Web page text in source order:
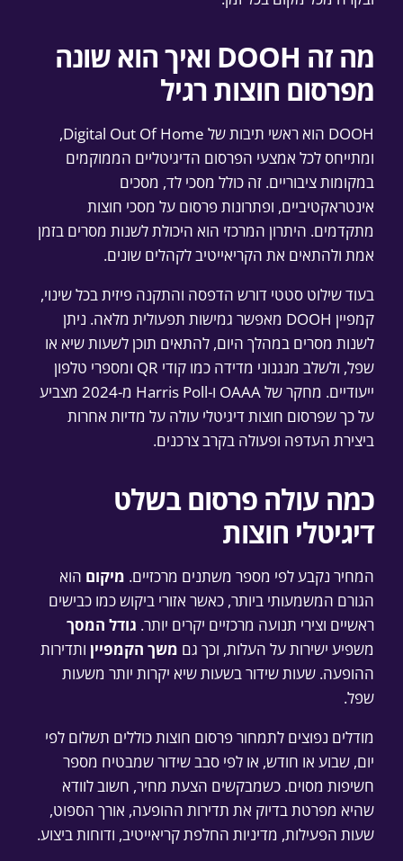
מה זה DOOH ואיך הוא שונה
מפרסום חוצות רגיל
DOOH הוא ראשי תיבות של Digital Out Of Home,
ומתייחס לכל אמצעי הפרסום הדיגיטליים הממוקמים
במקומות ציבוריים. זה כולל מסכי לד, מסכים
אינטראקטיביים, ופתרונות פרסום על מסכי חוצות
מתקדמים. היתרון המרכזי הוא היכולת לשנות מסרים בזמן
אמת ולהתאים את הקריאייטיב לקהלים שונים.
בעוד שילוט סטטי דורש הדפסה והתקנה פיזית בכל שינוי,
קמפיין DOOH מאפשר גמישות תפעולית מלאה. ניתן
לשנות מסרים במהלך היום, להתאים תוכן לשעות שיא או
שפל, ולשלב מנגנוני מדידה כמו קודי QR ומספרי טלפון
ייעודיים. מחקר של OAAA ו-Harris Poll מ-2024 מצביע
על כך שפרסום חוצות דיגיטלי עולה על מדיות אחרות
ביצירת העדפה ופעולה בקרב צרכנים.
כמה עולה פרסום בשלט
דיגיטלי חוצות
המחיר נקבע לפי מספר משתנים מרכזיים. מיקום הוא
הגורם המשמעותי ביותר, כאשר אזורי ביקוש כמו כבישים
ראשיים וצירי תנועה מרכזיים יקרים יותר. גודל המסך
משפיע ישירות על העלות, וכך גם משך הקמפיין ותדירות
ההופעה. שעות שידור בשעות שיא יקרות יותר משעות
שפל.
מודלים נפוצים לתמחור פרסום חוצות כוללים תשלום לפי
יום, שבוע או חודש, או לפי סבב שידור שמבטיח מספר
חשיפות מסוים. כשמבקשים הצעת מחיר, חשוב לוודא
שהיא מפרטת בדיוק את תדירות ההופעה, אורך הספוט,
שעות הפעילות, מדיניות החלפת קריאייטיב, ודוחות ביצוע.